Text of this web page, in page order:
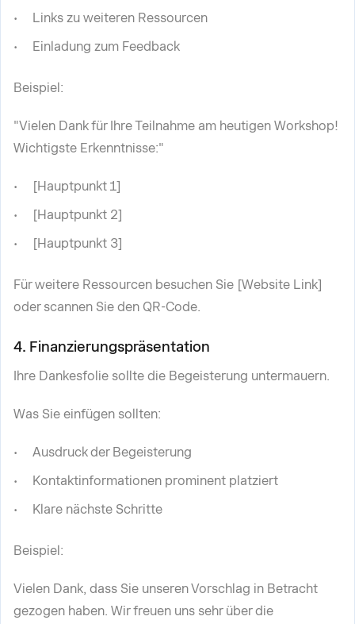
Links zu weiteren Ressourcen
Einladung zum Feedback
Beispiel:
"Vielen Dank für Ihre Teilnahme am heutigen Workshop!
Wichtigste Erkenntnisse:"
[Hauptpunkt 1]
[Hauptpunkt 2]
[Hauptpunkt 3]
Für weitere Ressourcen besuchen Sie [Website Link]
oder scannen Sie den QR-Code.
4. Finanzierungspräsentation
Ihre Dankesfolie sollte die Begeisterung untermauern.
Was Sie einfügen sollten:
Ausdruck der Begeisterung
Kontaktinformationen prominent platziert
Klare nächste Schritte
Beispiel:
Vielen Dank, dass Sie unseren Vorschlag in Betracht
gezogen haben. Wir freuen uns sehr über die